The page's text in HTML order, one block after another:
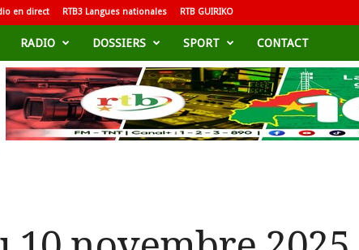
en direct RTB3 Langues nationales RTB GUIRIKO
RADIO DOSSIERS SPORT CONTACT